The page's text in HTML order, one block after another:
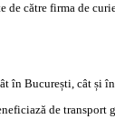
către firma de
în București, cât și în
de transport